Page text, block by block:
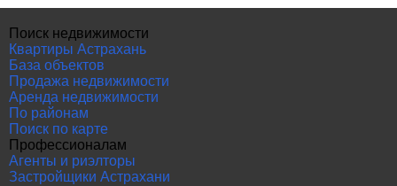
Поиск недвижимости
Квартиры Астрахань
База объектов
Продажа недвижимости
Аренда недвижимости
По районам
Поиск по карте
Профессионалам
Агенты и риэлторы
Застройщики Астрахани